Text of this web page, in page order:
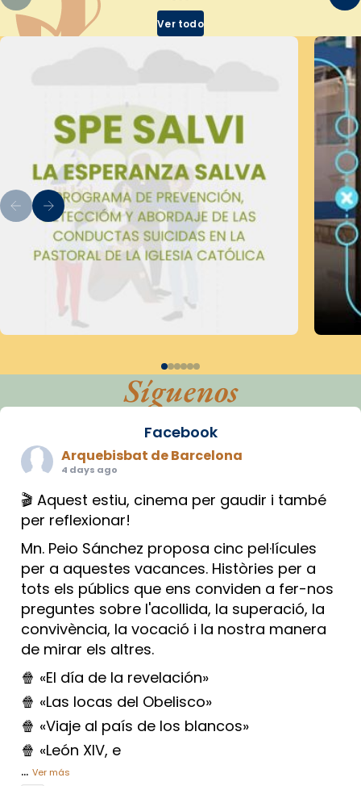
Ver todo
Síguenos
Facebook
Arquebisbat de Barcelona
4 days ago
🎬 Aquest estiu, cinema per gaudir i també
per reflexionar!
Mn. Peio Sánchez proposa cinc pel·lícules
per a aquestes vacances. Històries per a
tots els públics que ens conviden a fer-nos
preguntes sobre l'acollida, la superació, la
convivència, la vocació i la nostra manera
de mirar els altres.
🍿 «El día de la revelación»
🍿 «Las locas del Obelisco»
🍿 «Viaje al país de los blancos»
🍿 «León XIV, e
... Ver más